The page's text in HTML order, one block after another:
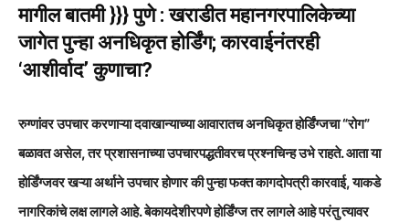
मागील बातमी }}} पुणे : खराडीत महानगरपालिकेच्या
जागेत पुन्हा अनधिकृत होर्डिंग; कारवाईनंतरही
‘आशीर्वाद’ कुणाचा?
रुग्णांवर उपचार करणाऱ्या दवाखान्याच्या आवारातच अनधिकृत होर्डिंग्जचा “रोग”
बळावत असेल, तर प्रशासनाच्या उपचारपद्धतीवरच प्रश्नचिन्ह उभे राहते. आता या
होर्डिंग्जवर खऱ्या अर्थाने उपचार होणार की पुन्हा फक्त कागदोपत्री कारवाई, याकडे
नागरिकांचे लक्ष लागले आहे. बेकायदेशीरपणे होर्डिंग्ज तर लागले आहे परंतु त्यावर